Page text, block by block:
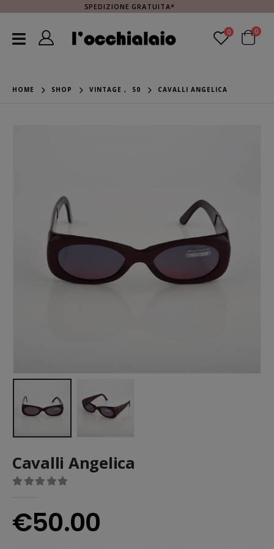
SPEDIZIONE GRATUITA*
0 0
HOME SHOP VINTAGE , 50 CAVALLI ANGELICA
Cavalli Angelica
€50.00